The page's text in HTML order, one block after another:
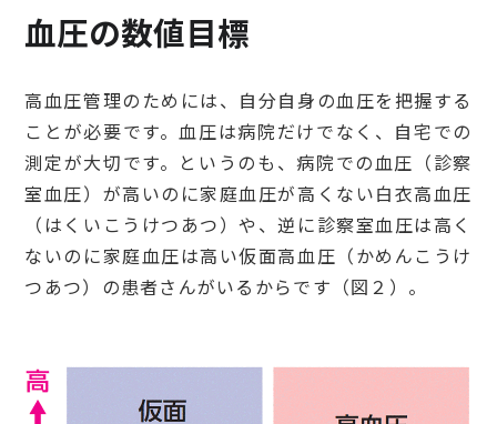
血圧の数値目標
高血圧管理のためには、自分自身の血圧を把握する
ことが必要です。血圧は病院だけでなく、自宅での
測定が大切です。というのも、病院での血圧（診察
室血圧）が高いのに家庭血圧が高くない白衣高血圧
（はくいこうけつあつ）や、逆に診察室血圧は高く
ないのに家庭血圧は高い仮面高血圧（かめんこうけ
つあつ）の患者さんがいるからです（図２）。